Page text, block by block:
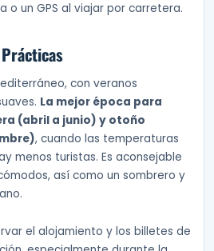
o un GPS al viajar por carretera.
con veranos
La mejor época para
(abril a junio) y otoño
, cuando las temperaturas
menos turistas. Es aconsejable
así como un sombrero y
el alojamiento y los billetes de